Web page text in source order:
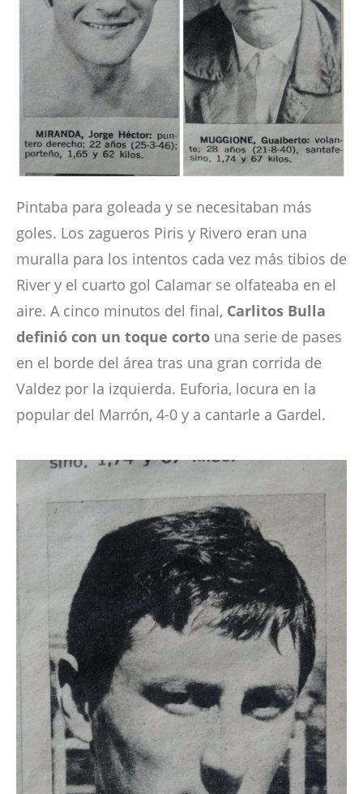
Pintaba para goleada y se necesitaban más
goles. Los zagueros Piris y Rivero eran una
muralla para los intentos cada vez más tibios de
River y el cuarto gol Calamar se olfateaba en el
aire. A cinco minutos del final, Carlitos Bulla
definió con un toque corto una serie de pases
en el borde del área tras una gran corrida de
Valdez por la izquierda. Euforia, locura en la
popular del Marrón, 4-0 y a cantarle a Gardel.